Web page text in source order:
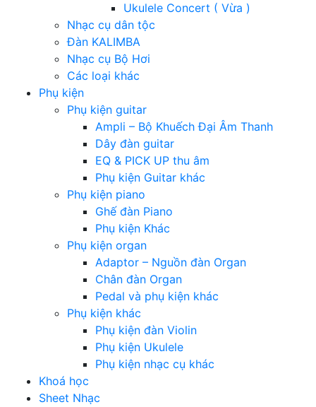
Ukulele Concert ( Vừa )
Nhạc cụ dân tộc
Đàn KALIMBA
Nhạc cụ Bộ Hơi
Các loại khác
Phụ kiện
Phụ kiện guitar
Ampli – Bộ Khuếch Đại Âm Thanh
Dây đàn guitar
EQ & PICK UP thu âm
Phụ kiện Guitar khác
Phụ kiện piano
Ghế đàn Piano
Phụ kiện Khác
Phụ kiện organ
Adaptor – Nguồn đàn Organ
Chân đàn Organ
Pedal và phụ kiện khác
Phụ kiện khác
Phụ kiện đàn Violin
Phụ kiện Ukulele
Phụ kiện nhạc cụ khác
Khoá học
Sheet Nhạc